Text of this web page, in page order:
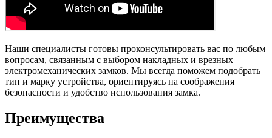
Наши специалисты готовы проконсультировать вас по любым
вопросам, связанным с выбором накладных и врезных
электромеханических замков. Мы всегда поможем подобрать
тип и марку устройства, ориентируясь на соображения
безопасности и удобство использования замка.
Преимущества